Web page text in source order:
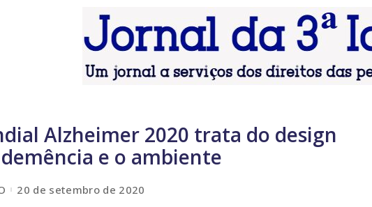
Alzheimer 2020 trata do design
e o ambiente
20 de setembro de 2020